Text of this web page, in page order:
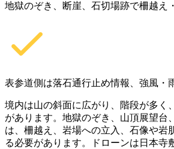
地獄のぞき、断崖、石切場跡で柵越え
表参道側は落石通行止め情報、強風・
境内は山の斜面に広がり、階段が多く
があります。地獄のぞき、山頂展望台
は、柵越え、岩場への立入、石像や岩
る必要があります。ドローンは日本寺